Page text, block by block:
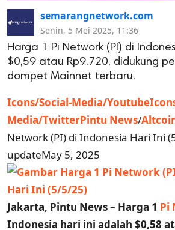
semarangnetwork.com
Senin, 5 Mei 2025, 11:36
Harga 1 Pi Network (PI) di
$0,59 atau Rp9.720, didukung
dompet Mainnet terbaru.
Icons/Social-Media/Youtube
Media/TwitterPintu News/
Network (PI) di Indonesia Hari Ini
updateMay 5, 2025
Jakarta, Pintu News – Harga 1 Pi
Indonesia hari ini adalah $0,58